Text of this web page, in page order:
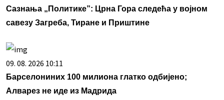
Сазнања „Политике”: Црна Гора следећа у војном
савезу Загреба, Тиране и Приштине
09. 08. 2026 10:11
Барселониних 100 милиона глатко одбијено;
Алварез не иде из Мадрида